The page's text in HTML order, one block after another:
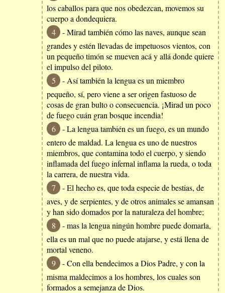
los caballos para que nos obedezcan, movemos su
cuerpo a dondequiera.
4
- Mirad también cómo las naves, aunque sean
grandes y estén llevadas de impetuosos vientos, con
un pequeño timón se mueven acá y allá donde quiere
el impulso del piloto.
5
- Así también la lengua es un miembro
pequeño, sí, pero viene a ser origen fastuoso de
cosas de gran bulto o consecuencia. ¡Mirad un poco
de fuego cuán gran bosque incendia!
6
- La lengua también es un fuego, es un mundo
entero de maldad. La lengua es uno de nuestros
miembros, que contamina todo el cuerpo, y siendo
inflamada del fuego infernal inflama la rueda, o toda
la carrera, de nuestra vida.
7
- El hecho es, que toda especie de bestias, de
aves, y de serpientes, y de otros animales se amansan
y han sido domados por la naturaleza del hombre;
8
- mas la lengua ningún hombre puede domarla,
ella es un mal que no puede atajarse, y está llena de
mortal veneno.
9
- Con ella bendecimos a Dios Padre, y con la
misma maldecimos a los hombres, los cuales son
formados a semejanza de Dios.